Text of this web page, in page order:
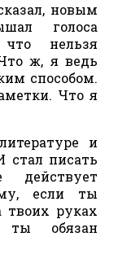
новым
голоса
что нельзя
ж, я ведь
способом.
Что я
и
стал писать
действует
если ты
руках
ты обязан